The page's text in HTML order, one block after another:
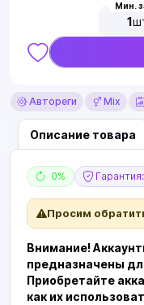
Мин.
1
Автореги Mix
Описание товара
0% Гарантия:
Просим
Внимание!
предназначены
Приобретайте
как их